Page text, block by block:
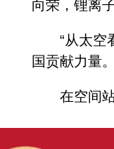
向荣，锂离
“从太空看
国贡献力量
在空间站